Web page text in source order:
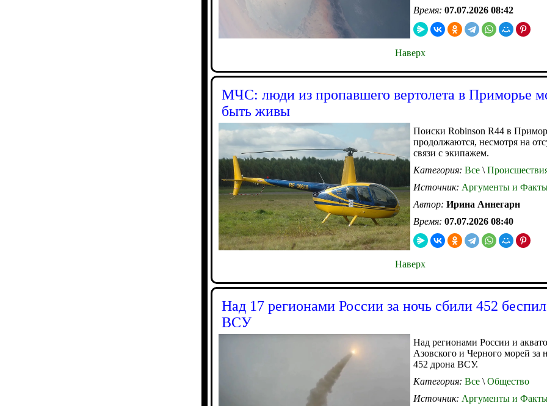
Время: 07.07.2026 08:42
Наверх
МЧС: люди из пропавшего вертолета в Приморье
быть живы
Поиски Robinson R44 в
продолжаются, несмотря на
связи с экипажем.
Категория: Все \
Источник: Аргументы и
Автор: Ирина Аннегарн
Время: 07.07.2026 08:40
Наверх
Над 17 регионами России за ночь сбили 452
ВСУ
Над регионами России и
Азовского и Черного морей за
452 дрона ВСУ.
Категория: Все \ Общество
Источник: Аргументы и